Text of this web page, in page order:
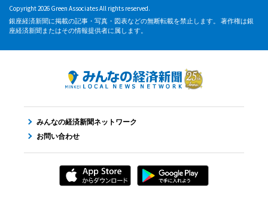
Copyright 2026 Green Associates All rights reserved.
銀座経済新聞に掲載の記事・写真・図表などの無断転載を禁止します。 著作権は銀
座経済新聞またはその情報提供者に属します。
みんなの経済新聞ネットワーク
お問い合わせ